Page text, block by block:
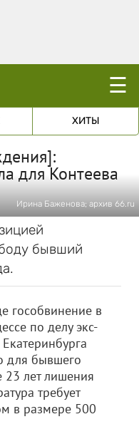
☰
ХИТЫ
для Контеева
Ирина Баженова; архив 66.ru
бывший
гособвинение в
по делу экс-
для бывшего
23 лет лишения
требует
в размере 500